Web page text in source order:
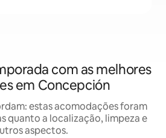
com as melhores
em Concepción
estas acomodações foram
quanto a localização, limpeza e
aspectos.